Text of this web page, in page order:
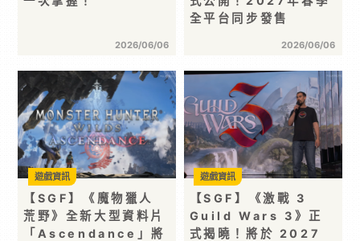
2026/06/06
全平台同步發售
2026/06/06
【SGF】《魔物獵人
荒野》全新大型資料片
「Ascendance」將
遊戲資訊
【SGF】《激戰 3
Guild Wars 3》正
式揭曉！將於 2027
遊戲資訊